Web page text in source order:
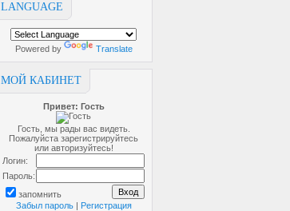
LANGUAGE
Powered by Translate
МОЙ КАБИНЕТ
Привет: Гость
Гость, мы рады вас видеть.
Пожалуйста зарегистрируйтесь
или авторизуйтесь!
Логин:
Пароль:
запомнить
Забыл пароль| Регистрация